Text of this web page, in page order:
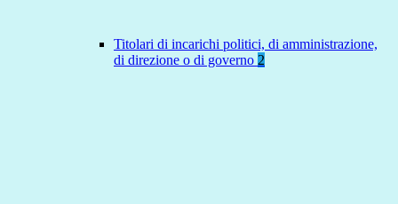
Titolari di incarichi politici, di amministrazione,
di direzione o di governo 2